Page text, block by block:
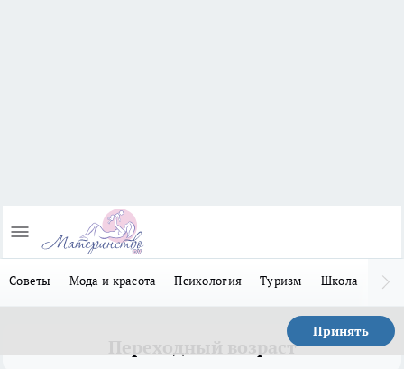
Советы Мода и красота Психология Туризм Школа
Принять
Переходный возраст